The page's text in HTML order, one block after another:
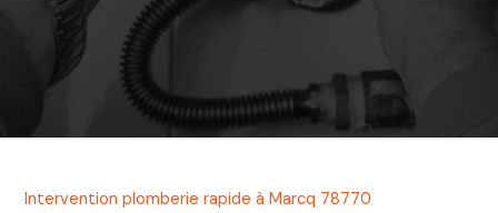
Intervention plomberie rapide à Marcq 78770